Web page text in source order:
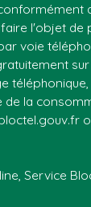
l'objet de
voie
de la
Service